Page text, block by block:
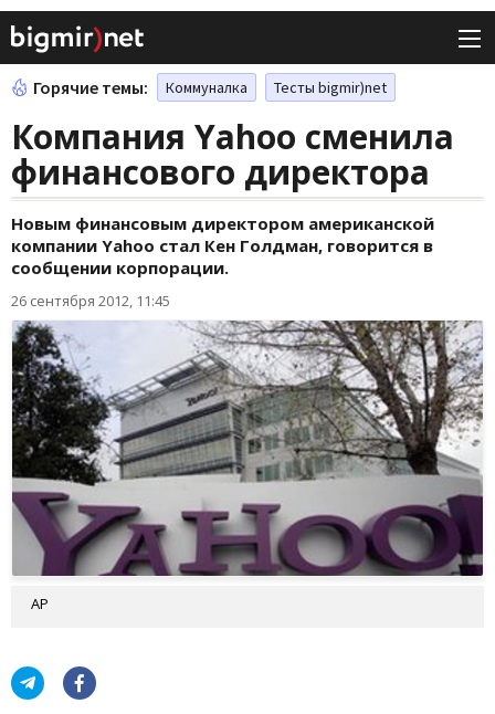
Горячие темы: Коммуналка Тесты bigmir)net
Компания Yahoo сменила
финансового директора
Новым финансовым директором американской
компании Yahoo стал Кен Голдман, говорится в
сообщении корпорации.
26 сентября 2012, 11:45
АР